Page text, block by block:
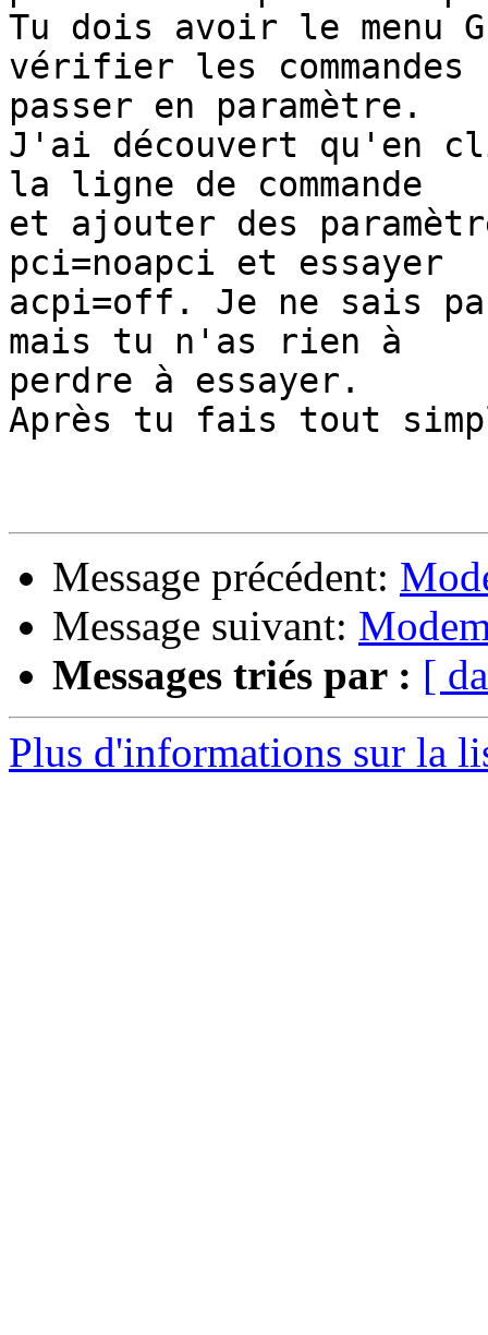
Tu dois avoir le menu
vérifier les commandes
passer en paramètre.
J'ai découvert qu'en
la ligne de commande
et ajouter des
pci=noapci et essayer
acpi=off. Je ne sais
mais tu n'as rien à
perdre à essayer.
Après tu fais tout
Message précédent:
Message suivant:
Messages triés par : [
Plus d'informations sur la